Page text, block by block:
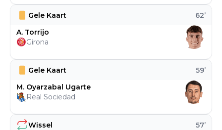
Wissel 57’
Gele Kaart 59’
M. Oyarzabal Ugarte
Real Sociedad
Gele Kaart 62’
A. Torrijo
Girona